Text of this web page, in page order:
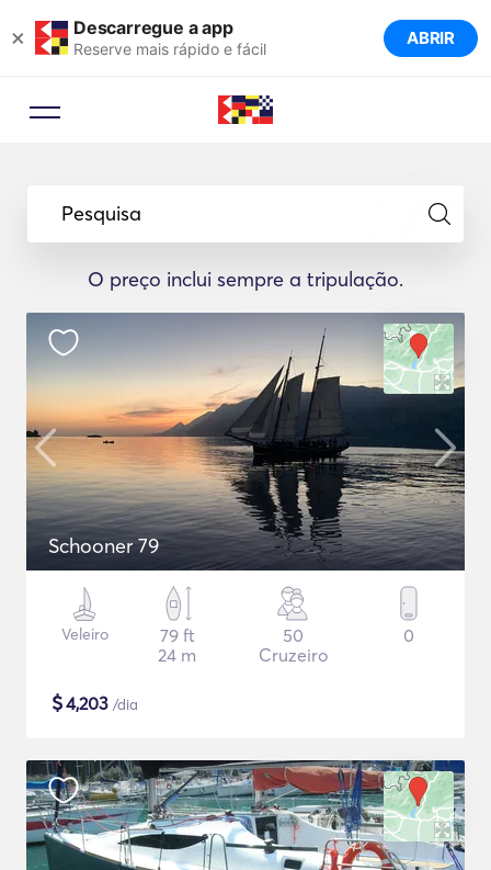
× Descarregue a app
Reserve mais rápido e fácil ABRIR
Pesquisa
O preço inclui sempre a tripulação.
Schooner 79
Veleiro
79 ft
24 m
50
Cruzeiro
0
$4,203 /dia